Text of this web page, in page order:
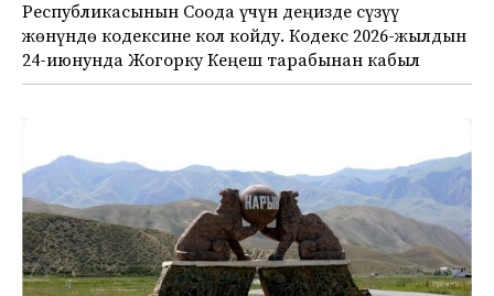
Республикасынын Соода үчүн деңизде сүзүү
жөнүндө кодексине кол койду. Кодекс 2026-жылдын
24-июнунда Жогорку Кеңеш тарабынан кабыл